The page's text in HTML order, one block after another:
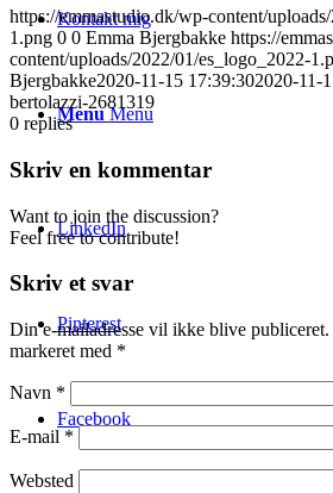
Kontakt mig
Menu Menu
LinkedIn
Pinterest
Facebook
https://emmastudio.dk/wp-content/
1.png 0 0 Emma Bjergbakke https://
content/uploads/2022/01/es_logo_2022-
Bjergbakke2020-11-15 17:39:302020-11-
bertolazzi-2681319
0 replies
Skriv en kommentar
Want to join the discussion?
Feel free to contribute!
Skriv et svar
Din e-mailadresse vil ikke blive publiceret.
markeret med *
Navn *
E-mail *
Websted